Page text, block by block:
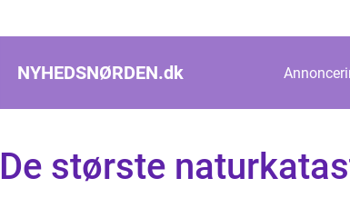
NYHEDSNØRDEN.dk
De største